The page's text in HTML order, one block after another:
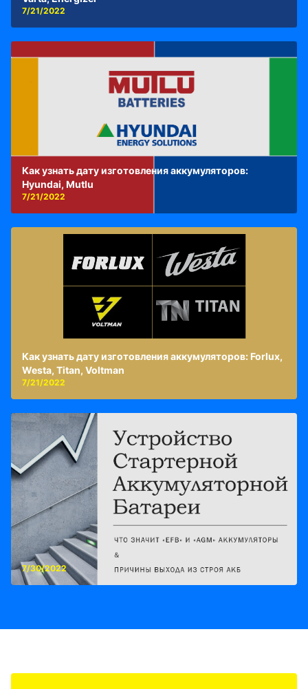
7/21/2022
Как узнать дату изготовления аккумуляторов:
Hyundai, Mutlu
7/21/2022
Как узнать дату изготовления аккумуляторов: Forlux,
Westa, Titan, Voltman
7/21/2022
7/30/2022